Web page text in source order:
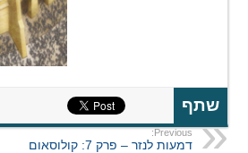
שתף
Previous:
דמעות לנזר – פרק 7: קולוסאום